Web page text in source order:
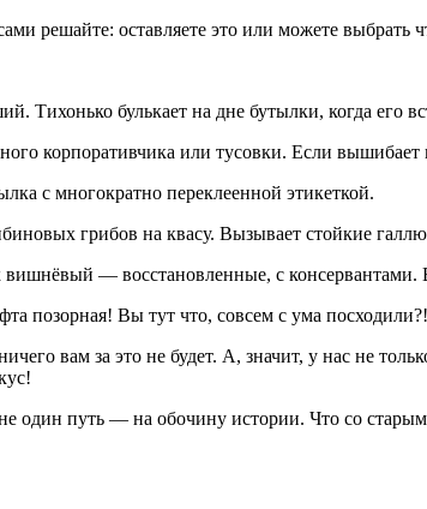
решайте: оставляете это или можете выбрать
булькает на дне бутылки, когда его
корпоративчика или тусовки. Если
с многократно переклеенной этикеткой.
грибов на квасу. Вызывает стойкие
— восстановленные, с консервантами.
позорная! Вы тут что, совсем с ума посходили?!
вам за это не будет. А, значит, у нас не
путь — на обочину истории. Что со старым